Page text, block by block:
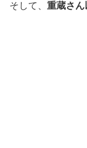
そして、 重蔵さん